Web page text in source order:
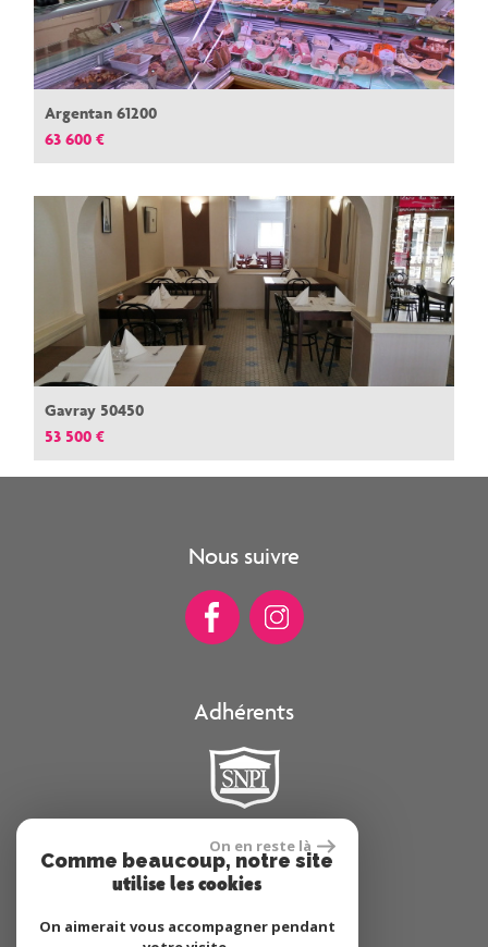
Argentan 61200
63 600 €
Gavray 50450
53 500 €
Nous suivre
Adhérents
Se connecter
Espace propriétaire
On en reste là
Comme beaucoup, notre site
utilise les cookies
On aimerait vous accompagner pendant